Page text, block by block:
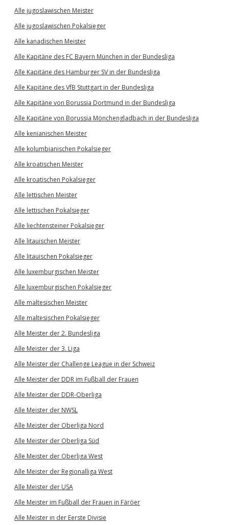
Alle jugoslawischen Meister
Alle jugoslawischen Pokalsieger
Alle kanadischen Meister
Alle Kapitäne des FC Bayern München in der Bundesliga
Alle Kapitäne des Hamburger SV in der Bundesliga
Alle Kapitäne des VfB Stuttgart in der Bundesliga
Alle Kapitäne von Borussia Dortmund in der Bundesliga
Alle Kapitäne von Borussia Mönchengladbach in der Bundesliga
Alle kenianischen Meister
Alle kolumbianischen Pokalsieger
Alle kroatischen Meister
Alle kroatischen Pokalsieger
Alle lettischen Meister
Alle lettischen Pokalsieger
Alle liechtensteiner Pokalsieger
Alle litauischen Meister
Alle litauischen Pokalsieger
Alle luxemburgischen Meister
Alle luxemburgischen Pokalsieger
Alle maltesischen Meister
Alle maltesischen Pokalsieger
Alle Meister der 2. Bundesliga
Alle Meister der 3. Liga
Alle Meister der Challenge League in der Schweiz
Alle Meister der DDR im Fußball der Frauen
Alle Meister der DDR-Oberliga
Alle Meister der NWSL
Alle Meister der Oberliga Nord
Alle Meister der Oberliga Süd
Alle Meister der Oberliga West
Alle Meister der Regionalliga West
Alle Meister der USA
Alle Meister im Fußball der Frauen in Färöer
Alle Meister in der Eerste Divisie